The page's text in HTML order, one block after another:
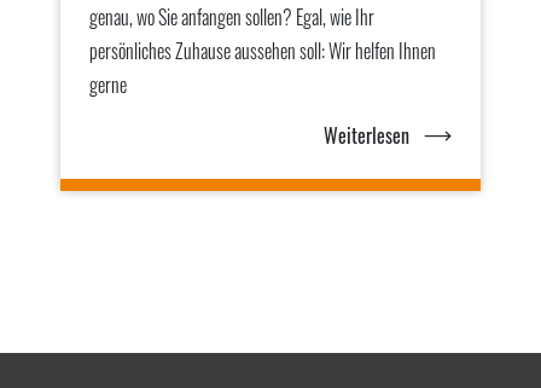
genau, wo Sie anfangen sollen? Egal, wie Ihr
persönliches Zuhause aussehen soll: Wir helfen Ihnen
gerne
Weiterlesen